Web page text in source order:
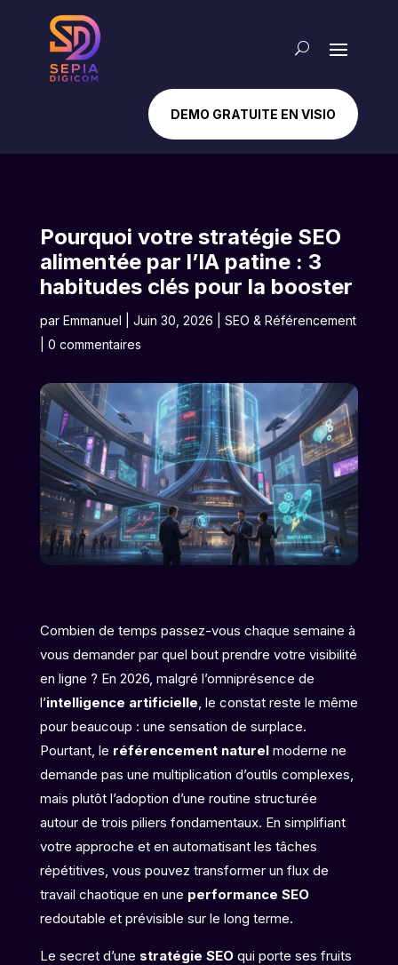
DEMO GRATUITE EN VISIO
Pourquoi votre stratégie SEO
alimentée par l’IA patine : 3
habitudes clés pour la booster
par Emmanuel Juin 30, 2026
SEO & Référencement
0 commentaires
Combien de temps passez-vous chaque semaine à
vous demander par quel bout prendre votre visibilité
en ligne ? En 2026, malgré l’omniprésence de
l’intelligence artificielle , le constat reste le même
pour beaucoup : une sensation de surplace.
Pourtant, le référencement naturelmoderne ne
demande pas une multiplication d’outils complexes,
mais plutôt l’adoption d’une routine structurée
autour de trois piliers fondamentaux. En simplifiant
votre approche et en automatisant les tâches
répétitives, vous pouvez transformer un flux de
travail chaotique en une performance SEO
redoutable et prévisible sur le long terme.
Le secret d’une stratégie SEOqui porte ses fruits